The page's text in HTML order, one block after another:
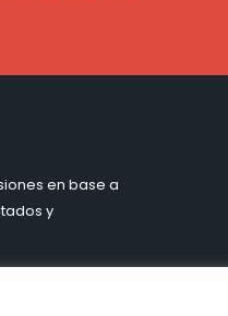
en base a
y